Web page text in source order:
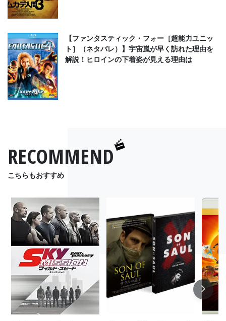
【ファンタスティック・フォー［超能力ユニッ
ト］（ネタバレ）】宇宙嵐が早く訪れた理由を
解説！ヒロインの下着姿が見える理由は
RECOMMEND
こちらもおすすめ
Next